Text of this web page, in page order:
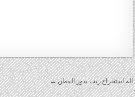
تصفّح المقالات
آلة استخراج زيت بذور القطن →